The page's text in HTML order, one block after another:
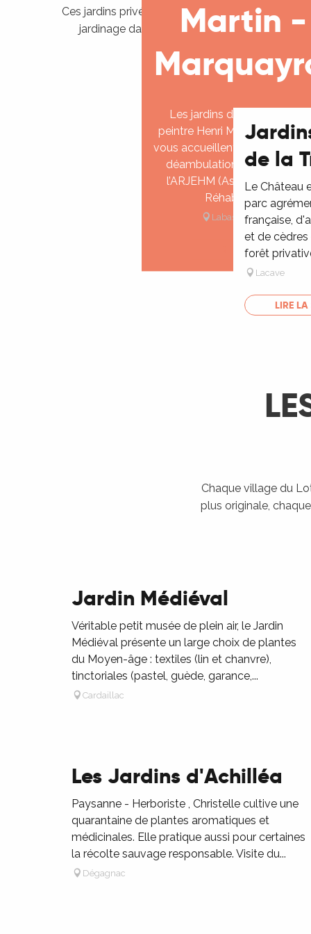
Ces jardins privés, accessibles au public à
jardinage dans le Lot, où la tradition se mêle
découvrir les histoires
Martin -
Les jardins de la propriété du
peintre Henri Martin à
vous accueillent pour des
déambulations organisées
l’ARJEHM (Association pour
Réhabilitation...
Labastide-du-Vert
LIRE LA SUITE
de la
Le Château
parc
française,
et de cèdres
forêt
Lacave
LIRE LA
Chaque village du
plus originale,
Jardin Médiéval
Véritable petit musée de plein air, le Jardin
Médiéval présente un large choix de plantes
du Moyen-âge : textiles (lin et chanvre),
tinctoriales (pastel, guède, garance,...
Cardaillac
Les Jardins d'Achilléa
Paysanne - Herboriste , Christelle cultive une
quarantaine de plantes aromatiques et
médicinales. Elle pratique aussi pour certaines
la récolte sauvage responsable. Visite du...
Dégagnac